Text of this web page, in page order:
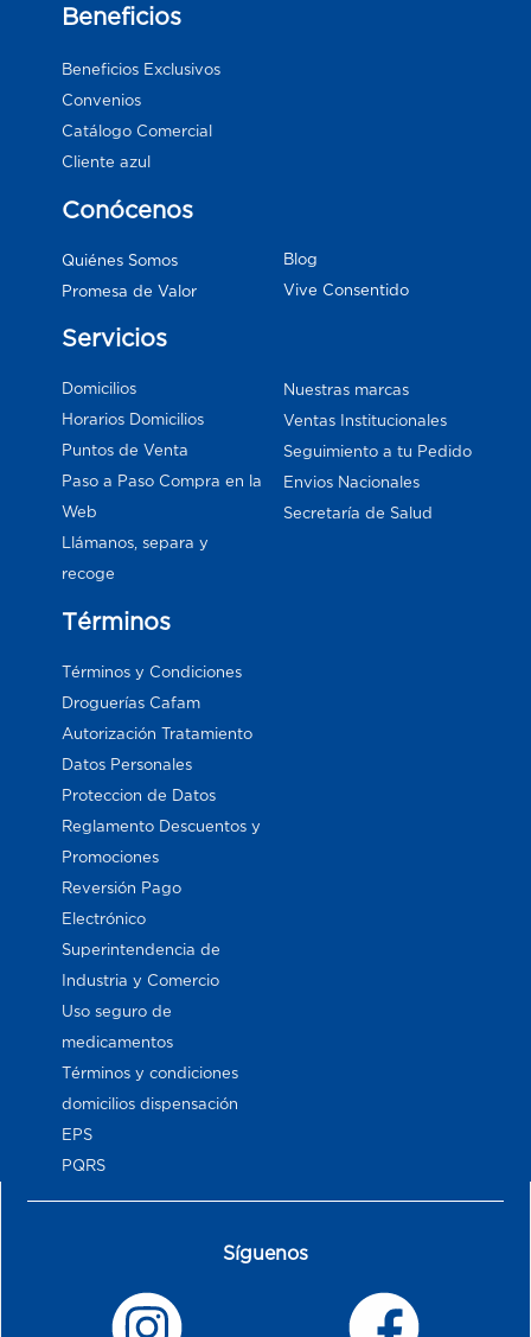
Beneficios
Beneficios Exclusivos
Convenios
Catálogo Comercial
Cliente azul
Conócenos
Quiénes Somos
Promesa de Valor
Blog
Vive Consentido
Servicios
Domicilios
Horarios Domicilios
Puntos de Venta
Paso a Paso Compra en la
Web
Llámanos, separa y
recoge
Nuestras marcas
Ventas Institucionales
Seguimiento a tu Pedido
Envios Nacionales
Secretaría de Salud
Términos
Términos y Condiciones
Droguerías Cafam
Autorización Tratamiento
Datos Personales
Proteccion de Datos
Reglamento Descuentos y
Promociones
Reversión Pago
Electrónico
Superintendencia de
Industria y Comercio
Uso seguro de
medicamentos
Términos y condiciones
domicilios dispensación
EPS
PQRS
Síguenos